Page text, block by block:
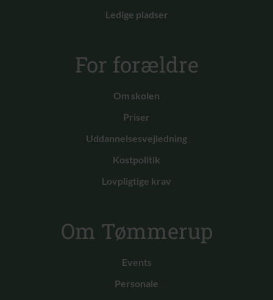
Ledige pladser
For forældre
Om skolen
Priser
Uddannelsesvejledning
Kostpolitik
Lovpligtige krav
Om Tømmerup
Events
Personale